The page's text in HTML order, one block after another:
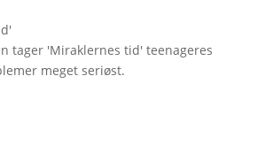
'
tager 'Miraklernes tid' teenageres
meget seriøst.